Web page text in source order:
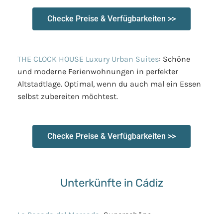
Checke Preise & Verfügbarkeiten >>
THE CLOCK HOUSE Luxury Urban Suites: Schöne
und moderne Ferienwohnungen in perfekter
Altstadtlage. Optimal, wenn du auch mal ein Essen
selbst zubereiten möchtest.
Checke Preise & Verfügbarkeiten >>
Unterkünfte in Cádiz